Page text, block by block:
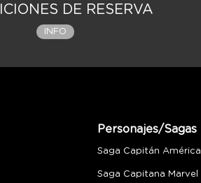
DE RESERVA
INFO
Personajes/Sagas
Saga Capitán América
Saga Capitana Marvel